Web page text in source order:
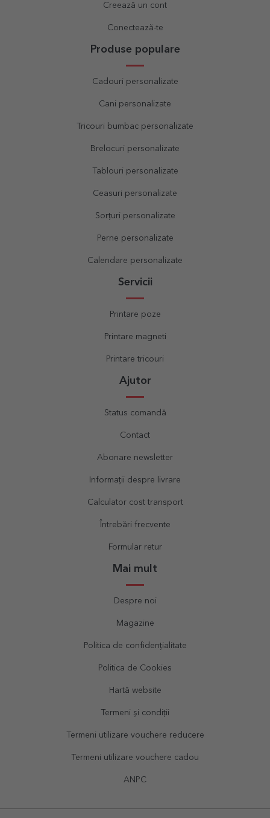
Creează un cont
Conectează-te
Produse populare
Cadouri personalizate
Cani personalizate
Tricouri bumbac personalizate
Brelocuri personalizate
Tablouri personalizate
Ceasuri personalizate
Sorțuri personalizate
Perne personalizate
Calendare personalizate
Servicii
Printare poze
Printare magneti
Printare tricouri
Ajutor
Status comandă
Contact
Abonare newsletter
Informații despre livrare
Calculator cost transport
Întrebări frecvente
Formular retur
Mai mult
Despre noi
Magazine
Politica de confidențialitate
Politica de Cookies
Hartă website
Termeni și condiții
Termeni utilizare vouchere reducere
Termeni utilizare vouchere cadou
ANPC